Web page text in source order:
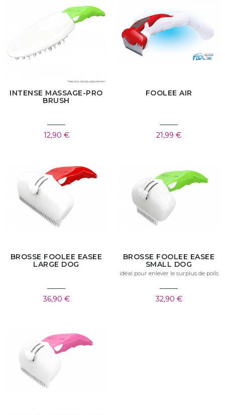
INTENSE MASSAGE-PRO
BRUSH
12,90 €
FOOLEE AIR
21,99 €
BROSSE FOOLEE EASEE
LARGE DOG
36,90 €
BROSSE FOOLEE EASEE
SMALL DOG
idéal pour enlever le surplus de poils
32,90 €